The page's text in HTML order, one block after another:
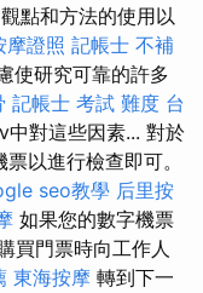
點和方法的使用以
摩證照 記帳士 不補
使研究可靠的許多
記帳士 考試 難度 台
中對這些因素... 對於
以進行檢查即可。
seo教學 后里按
如果您的數字機票
買門票時向工作人
東海按摩 轉到下一